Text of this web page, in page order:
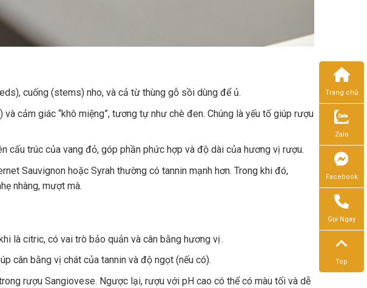
cuống (stems) nho, và cả từ thùng gỗ sồi dùng để ủ.
cảm giác “khô miệng”, tương tự như chè đen. Chúng là yếu tố giúp rượu
cấu trúc của vang đỏ, góp phần phức hợp và độ dài của hương vị rượu.
Sauvignon hoặc Syrah thường có tannin mạnh hơn. Trong khi đó,
nhàng, mượt mà.
là citric, có vai trò bảo quản và cân bằng hương vị .
cân bằng vị chát của tannin và độ ngọt (nếu có).
rượu Sangiovese. Ngược lại, rượu với pH cao có thể có màu tối và dễ
Trang chủ
Zalo
Facebook
Gọi Ngay
Top